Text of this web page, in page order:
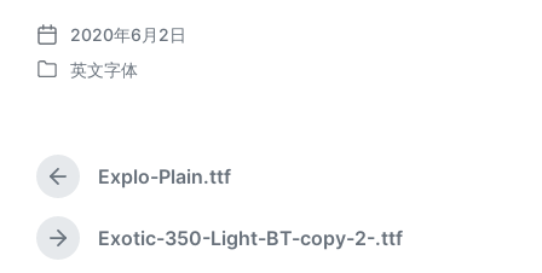
发
布
2020年6月2日
发
英文字体
上
篇
文
章
Explo-Plain.ttf
下
Exotic-350-Light-BT-copy-2-.ttf